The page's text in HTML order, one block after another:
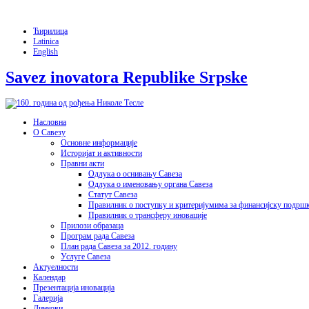
Ћирилица
Latinica
English
Savez inovatora Republike Srpske
Насловна
О Савезу
Основне информације
Историјат и активности
Правни акти
Одлука о оснивању Савеза
Одлука о именовању органа Савеза
Статут Савеза
Правилник о поступку и критеријумима за финансијску
Правилник о трансферу иновације
Прилози образаца
Програм рада Савеза
План рада Савеза за 2012. годину
Услуге Савеза
Актуелности
Календар
Презентација иновација
Галерија